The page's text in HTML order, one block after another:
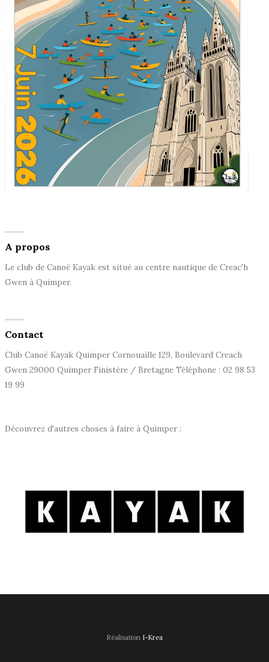
A propos
Le club de Canoë Kayak est situé au centre nautique de Creac'h
Gwen à Quimper.
Contact
Club Canoë Kayak Quimper Cornouaille 129, Boulevard Creach
Gwen 29000 Quimper Finistère / Bretagne Téléphone : 02 98 53
19 99
Découvrez d'autres choses à faire à Quimper :
Réalisation I-Krea